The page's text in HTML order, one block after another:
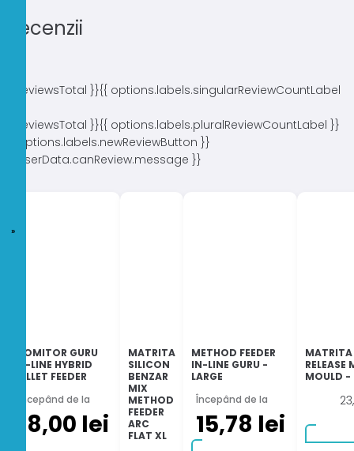
Recenzii
{{ reviewsTotal }}{{ options.labels.singularReviewCountLabel
{{ reviewsTotal }}{{ options.labels.pluralReviewCountLabel }}
{{ options.labels.newReviewButton }}
{{ userData.canReview.message }}
MOMITOR GURU
IN-LINE HYBRID
PELLET FEEDER
Începând de la
18,00 lei
MATRITA
SILICON
BENZAR
MIX
METHOD
FEEDER
ARC
FLAT XL
METHOD FEEDER
IN-LINE GURU -
LARGE
Începând de la
15,78 lei
RELEASE
MOULD -